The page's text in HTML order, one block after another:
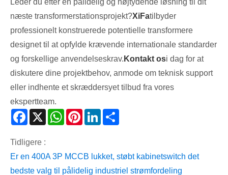
Leder du efter en pålidelig og højtydende løsning til dit
næste transformerstationsprojekt?XiFatilbyder
professionelt konstruerede potentielle transformere
designet til at opfylde krævende internationale standarder
og forskellige anvendelseskrav. Kontakt osi dag for at
diskutere dine projektbehov, anmode om teknisk support
eller indhente et skræddersyet tilbud fra vores
ekspertteam.
Facebook
X WhatsAppPinterestLinkedIn
Tidligere :
Er en 400A 3P MCCB lukket, støbt kabinetswitch det
bedste valg til pålidelig industriel strømfordeling